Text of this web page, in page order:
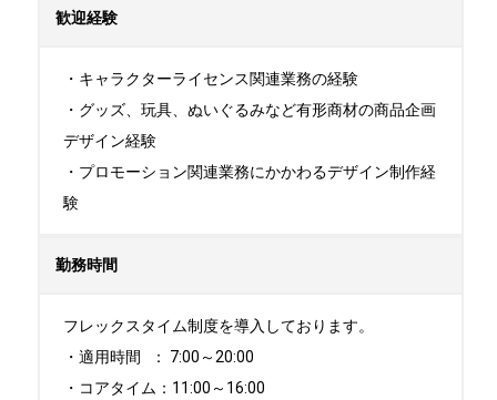
歓迎経験
・キャラクターライセンス関連業務の経験
・グッズ、玩具、ぬいぐるみなど有形商材の商品企画
デザイン経験
・プロモーション関連業務にかかわるデザイン制作経
験
勤務時間
フレックスタイム制度を導入しております。
・適用時間   ： 7:00～20:00
・コアタイム：11:00～16:00